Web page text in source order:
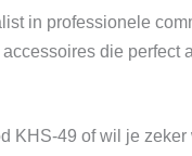
in professionele
die
KHS-49 of wil je